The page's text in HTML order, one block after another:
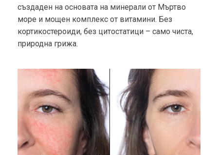
създаден на основата на минерали от Мъртво
море и мощен комплекс от витамини. Без
кортикостероиди, без цитостатици – само чиста,
природна грижа.